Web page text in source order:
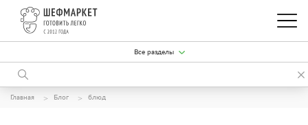
Все разделы
Главная Блог блюд